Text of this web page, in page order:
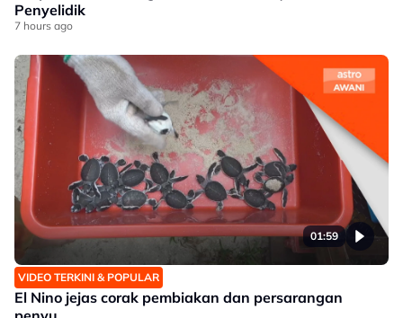
Penyelidik
7 hours ago
01:59
VIDEO TERKINI & POPULAR
El Nino jejas corak pembiakan dan persarangan